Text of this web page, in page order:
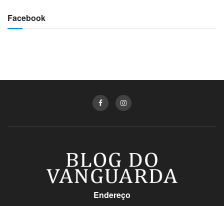
Facebook
Endereço